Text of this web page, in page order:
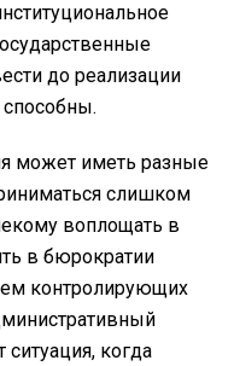
до реализации
может иметь разные
слишком
воплощать в
в бюрократии
контролирующих
ситуация, когда